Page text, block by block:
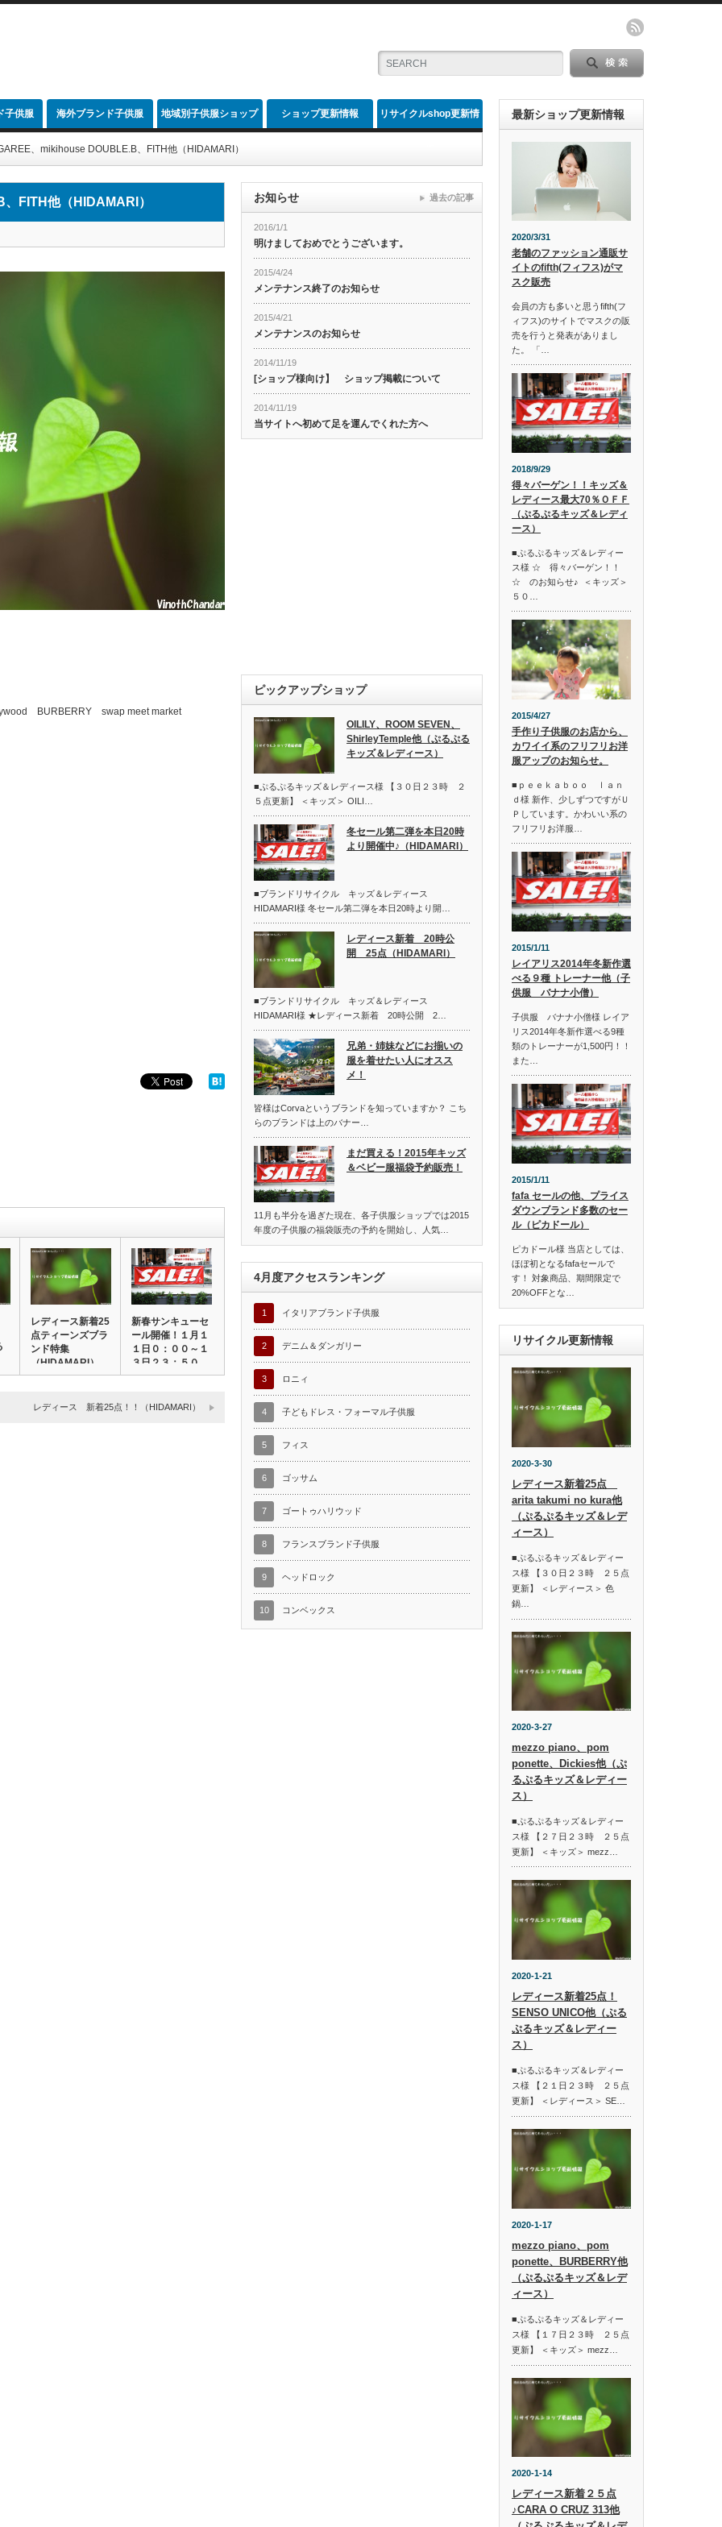
子供服 海外ブランド子供服 地域別子供服ショップ
link
ショップ更新情報 リサイクルshop更新情
、mikihouse DOUBLE.B、FITH他（HIDAMARI）
FITH他（HIDAMARI）
BURBERRY swap meet market
レディース新着25
点ティーンズブラ
ンド特集
（HIDAMARI）
新春サンキューセ
ール開催！１月１
１日０：００～１
３日２３：５０
（…
レディース 新着25点！！（HIDAMARI）
お知らせ
2016/1/1
明けましておめでとうございます。
2015/4/24
メンテナンス終了のお知らせ
2015/4/21
メンテナンスのお知らせ
2014/11/19
[ショップ様向け】 ショップ掲載について
2014/11/19
当サイトへ初めて足を運んでくれた方へ
過去の記事
ピックアップショップ
OILILY、ROOM SEVEN、
ShirleyTemple他（ぷるぷる
キッズ＆レディース）
■ぷるぷるキッズ＆レディース様 【３０日２３時 ２
５点更新】 ＜キッズ＞ OILI…
冬セール第二弾を本日20時
より開催中♪（HIDAMARI）
■ブランドリサイクル キッズ＆レディース
HIDAMARI様 冬セール第二弾を本日20時より開…
レディース新着 20時公
開 25点（HIDAMARI）
■ブランドリサイクル キッズ＆レディース
HIDAMARI様 ★レディース新着 20時公開 2…
兄弟・姉妹などにお揃いの
服を着せたい人にオスス
メ！
皆様はCorvaというブランドを知っていますか？ こち
らのブランドは上のバナー…
まだ買える！2015年キッズ
＆ベビー服福袋予約販売！
11月も半分を過ぎた現在、各子供服ショップでは2015
年度の子供服の福袋販売の予約を開始し、人気…
4月度アクセスランキング
1 イタリアブランド子供服
2 デニム＆ダンガリー
3 ロニィ
4 子どもドレス・フォーマル子供服
5 フィス
6 ゴッサム
7 ゴートゥハリウッド
8 フランスブランド子供服
9 ヘッドロック
10 コンベックス
最新ショップ更新情報
2020/3/31
老舗のファッション通販サ
イトのfifth(フィフス)がマ
スク販売
会員の方も多いと思うfifth(フ
ィフス)のサイトでマスクの販
売を行うと発表がありまし
た。 「…
2018/9/29
得々バーゲン！！キッズ＆
レディース最大70％ＯＦＦ
（ぷるぷるキッズ＆レディ
ース）
■ぷるぷるキッズ＆レディー
ス様 ☆ 得々バーゲン！！
☆ のお知らせ♪ ＜キッズ＞
５０…
2015/4/27
手作り子供服のお店から、
カワイイ系のフリフリお洋
服アップのお知らせ。
■ｐｅｅｋａｂｏｏ ｌａｎ
ｄ様 新作、少しずつですがＵ
Ｐしています。かわいい系の
フリフリお洋服…
2015/1/11
レイアリス2014年冬新作選
べる９種 トレーナー他（子
供服 バナナ小僧）
子供服 バナナ小僧様 レイア
リス2014年冬新作選べる9種
類のトレーナーが1,500円！！
また…
2015/1/11
fafa セールの他、プライス
ダウンブランド多数のセー
ル（ピカドール）
ピカドール様 当店としては、
ほぼ初となるfafaセールで
す！ 対象商品、期間限定で
20%OFFとな…
リサイクル更新情報
2020-3-30
レディース新着25点
arita takumi no kura他
（ぷるぷるキッズ＆レデ
ィース）
■ぷるぷるキッズ＆レディー
ス様 【３０日２３時 ２５点
更新】 ＜レディース＞ 色
鍋…
2020-3-27
mezzo piano、pom
ponette、Dickies他（ぷ
るぷるキッズ＆レディー
ス）
■ぷるぷるキッズ＆レディー
ス様 【２７日２３時 ２５点
更新】 ＜キッズ＞ mezz…
2020-1-21
レディース新着25点！
SENSO UNICO他（ぷる
ぷるキッズ＆レディー
ス）
■ぷるぷるキッズ＆レディー
ス様 【２１日２３時 ２５点
更新】 ＜レディース＞ SE…
2020-1-17
mezzo piano、pom
ponette、BURBERRY他
（ぷるぷるキッズ＆レデ
ィース）
■ぷるぷるキッズ＆レディー
ス様 【１７日２３時 ２５点
更新】 ＜キッズ＞ mezz…
2020-1-14
レディース新着２５点
♪CARA O CRUZ 313他